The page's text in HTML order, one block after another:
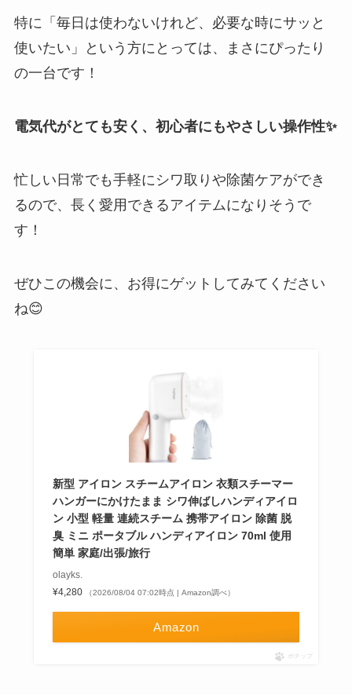
特に「毎日は使わないけれど、必要な時にサッと
使いたい」という方にとっては、まさにぴったり
の一台です！
電気代がとても安く、初心者にもやさしい操作性✨
忙しい日常でも手軽にシワ取りや除菌ケアができ
るので、長く愛用できるアイテムになりそうで
す！
ぜひこの機会に、お得にゲットしてみてください
ね😊
新型 アイロン スチームアイロン 衣類スチーマー
ハンガーにかけたまま シワ伸ばしハンディアイロ
ン 小型 軽量 連続スチーム 携帯アイロン 除菌 脱
臭 ミニ ポータブル ハンディアイロン 70ml 使用
簡単 家庭/出張/旅行
olayks.
¥4,280
（2026/08/04 07:02時点 | Amazon調べ）
Amazon
ポチップ